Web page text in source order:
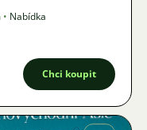
• Nabídka
Chci koupit